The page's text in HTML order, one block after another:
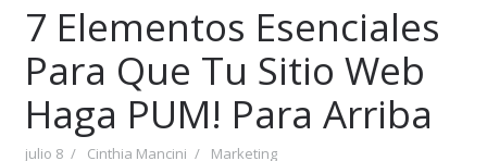
7 Elementos Esenciales
Para Que Tu Sitio Web
Haga PUM! Para Arriba
julio 8 Cinthia Mancini Marketing